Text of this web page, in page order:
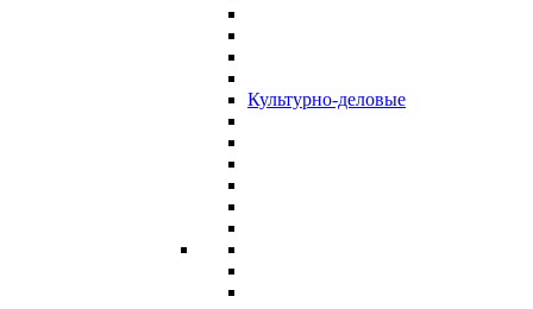
Культурно-деловые